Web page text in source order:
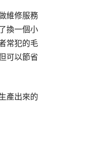
維修服務
換一個小
常犯的毛
可以節省
產出來的